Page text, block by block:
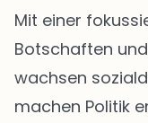
Mit einer
Botschaften
wachsen
machen Politik